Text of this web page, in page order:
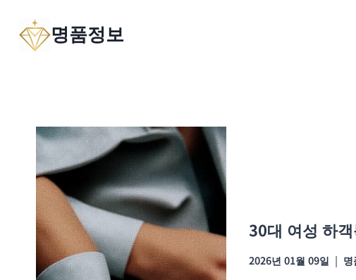
content
명품정보
30대 여성 하
2026년 01월 09일